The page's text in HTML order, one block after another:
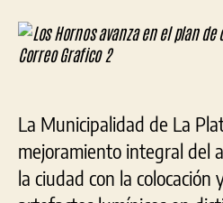
entrada
entrada
La Municipalidad de La
mejoramiento integral del
la ciudad con la colocación